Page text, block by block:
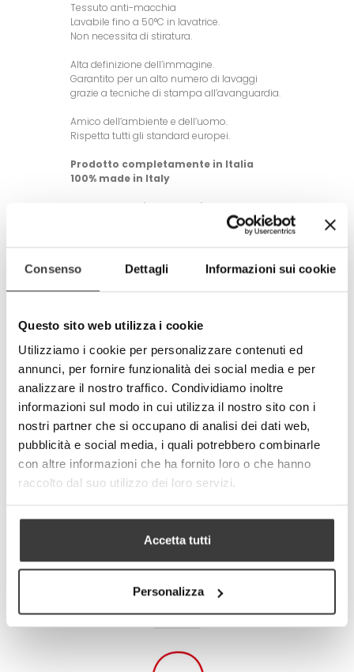
Consenso Dettagli Informazioni sui cookie
Questo sito web utilizza i cookie
Utilizziamo i cookie per personalizzare contenuti ed
annunci, per fornire funzionalità dei social media e per
analizzare il nostro traffico. Condividiamo inoltre
informazioni sul modo in cui utilizza il nostro sito con i
nostri partner che si occupano di analisi dei dati web,
pubblicità e social media, i quali potrebbero combinarle
con altre informazioni che ha fornito loro o che hanno
raccolto dal suo utilizzo dei loro servizi.
Accetta tutti
Personalizza
Tessuto anti-macchia
Lavabile fino a 50°C in lavatrice.
Non necessita di stiratura.
Alta definizione dell’immagine.
Garantito per un alto numero di lavaggi
grazie a tecniche di stampa all’avanguardia.
Amico dell’ambiente e dell’uomo.
Rispetta tutti gli standard europei.
Prodotto completamente in Italia
100% made in Italy
© Modello e disegno registrato.
E’ vietata la riproduzione anche
Tweet
Share
Google+
Pinterest
PIU' INFORMAZIONI
DETTAGLI TECNICI
PRODOTTI CORRELATI